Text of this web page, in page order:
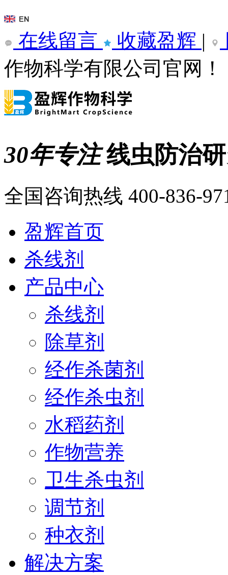
在线留言 收藏盈辉 |
作物科学有限公司官网！
30年专注线虫防治
全国咨询热线 400-836-
盈辉首页
杀线剂
产品中心
杀线剂
除草剂
经作杀菌剂
经作杀虫剂
水稻药剂
作物营养
卫生杀虫剂
调节剂
种衣剂
解决方案